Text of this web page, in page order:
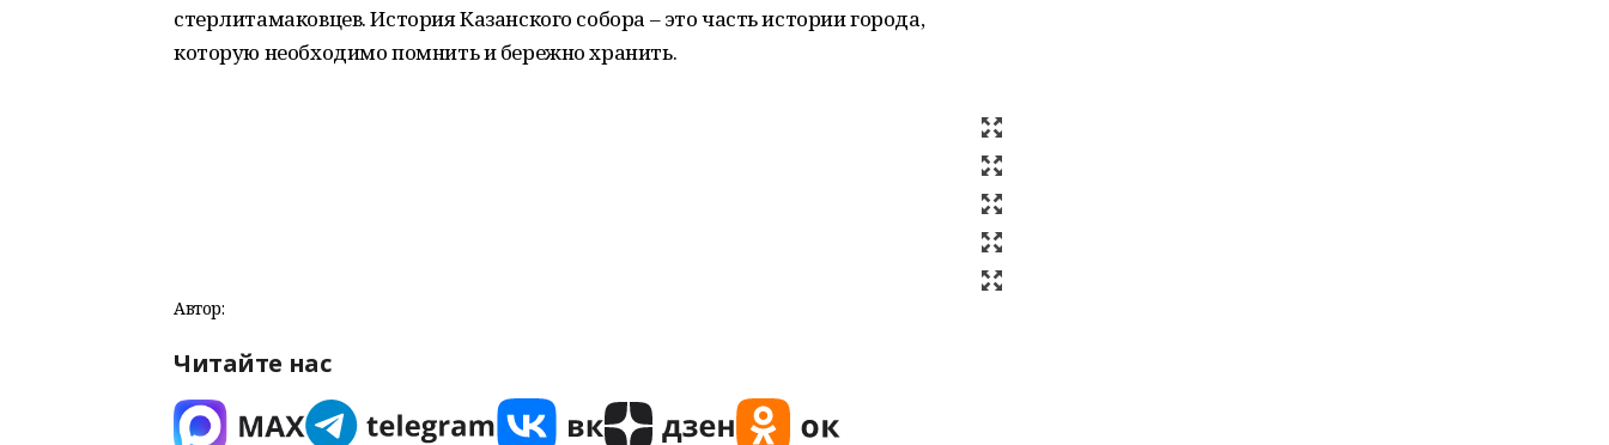
стерлитамаковцев. История Казанского собора – это часть истории города,
которую необходимо помнить и бережно хранить.
Автор:
Читайте нас